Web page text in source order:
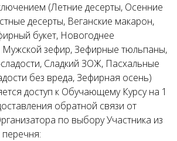
(Летние десерты, Осенние
десерты, Веганские макарон,
букет, Новогоднее
Мужской зефир, Зефирные тюльпаны,
Сладкий ЗОЖ, Пасхальные
без вреда, Зефирная осень)
доступ к Обучающему Курсу на 1
обратной связи от
по выбору Участника из